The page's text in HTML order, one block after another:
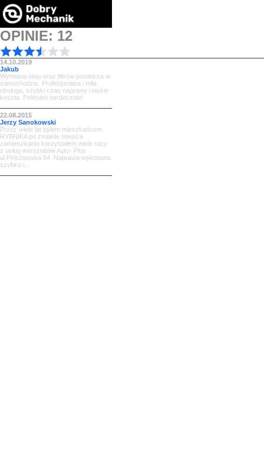
OPINIE: 12
14.10.2019
Jakub
Wymiana oleju oraz filtrów powietrza w
samochodzie. Profesjonalna i miła
obsługa, szybki czas naprawy i niskie
koszta. Polecam serdecznie!
22.08.2015
Jerzy Sanokowski
Przez wiele lat byłem mieszkańcem
RYBNIKA po zmianie miejsca
zamieszkania korzystałem wiele razy
z usług warsztatów Auto- Plus
ul.Pińczowska 54 .Naprawa wykonana
szybko i...